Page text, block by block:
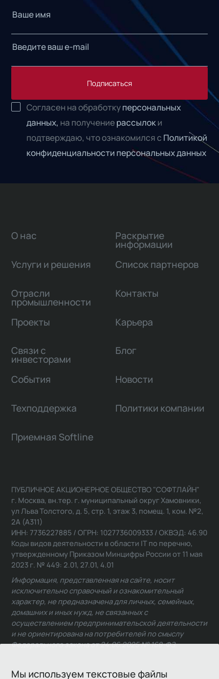
Подписаться
Согласен на обработкуперсональных
данных, на получениерассылоки
подтверждаю, что ознакомился с Политикой
конфиденциальности персональных данных
Мы используем текстовые файлы
О нас
Услуги и решения
Отрасли
промышленности
Проекты
Связи с
инвесторами
Раскрытие
информации
Список партнеров
Контакты
Карьера
Блог
События Новости
Техподдержка Политики компании
Приемная Softline
ПУБЛИЧНОЕ АКЦИОНЕРНОЕ ОБЩЕСТВО "СОФТЛАЙН"
г. Москва, вн.тер. г. муниципальный округ Хамовники,
ул Льва Толстого, д. 5, стр. 1, этаж 3, помещ. 1, ком. №2,
2А (А311)
ИНН: 7736227885 / ОГРН: 1027736009333 / ОКВЭД: 46.90
Коды видов деятельности в области IT по перечню,
утвержденному Приказом Минцифры России от 11 мая
2023 г. № 449: 2.01, 27.01, 4.01
Информация, представленная на сайте, носит
исключительно справочный и ознакомительный
характер, не предназначена для личных, семейных,
домашних и иных нужд, не связанных с
осуществлением предпринимательской деятельности
и не ориентирована на потребителей по смыслу
Федерального закона от 24.06.2025 № 168-ФЗ.